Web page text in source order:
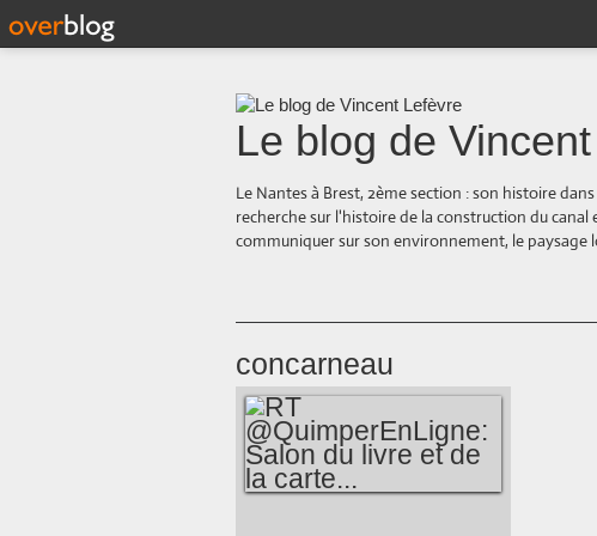
Le blog de
Le Nantes à Brest, 2ème section : son histoire
recherche sur l'histoire de la construction du
communiquer sur son environnement, le paysage
concarneau